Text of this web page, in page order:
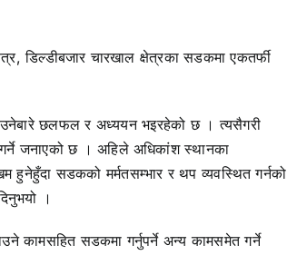
डिल्डीबजार चारखाल क्षेत्रका सडकमा एकतर्फी
छलफल र अध्ययन भइरहेको छ । त्यसैगरी
जनाएको छ । अहिले अधिकांश स्थानका
हुनेहुँदा सडकको मर्मतसम्भार र थप व्यवस्थित गर्नको
।
कामसहित सडकमा गर्नुपर्ने अन्य कामसमेत गर्ने